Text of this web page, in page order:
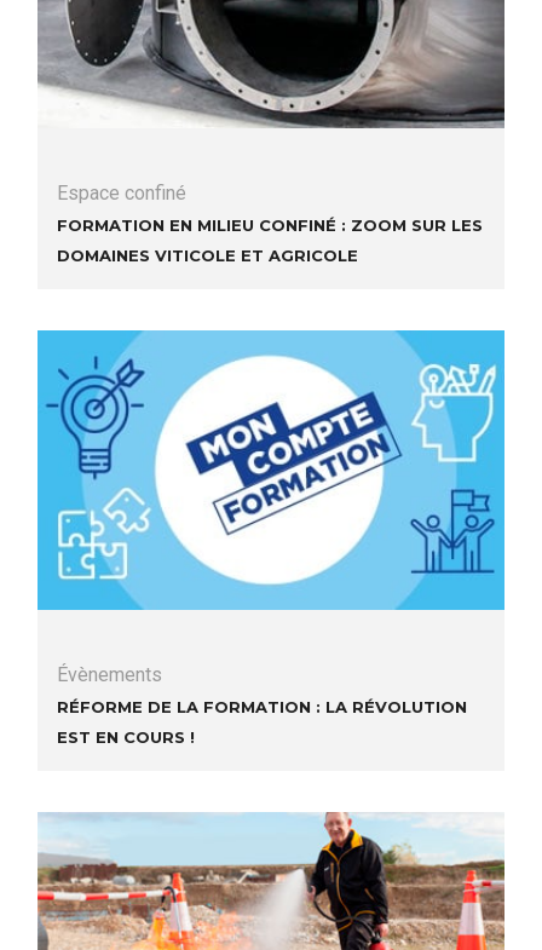
Espace confiné
Formation en milieu confiné : zoom sur les
domaines viticole et agricole
Évènements
Réforme de la formation : la révolution
est en cours !